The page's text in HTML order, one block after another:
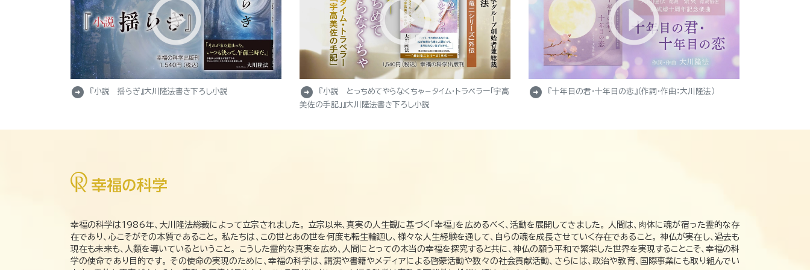
arrow_circle_right 『小説 揺らぎ』大川隆法書き下ろし小説 arrow_circle_right
『小説 とっちめてやらなくちゃ－タイム・トラベラー「宇高
美佐の手記」』大川隆法書き下ろし小説
arrow_circle_right 『十年目の君・十年目の恋』（作詞・作曲：大川隆法）
幸福の科学は1986年、大川隆法総裁によって立宗されました。 立宗以来、真実の人生観に基づく「幸福」を広めるべく、活動を展開してきました。 人間は、肉体に魂が宿った霊的な存
在であり、心こそがその本質であること。 私たちは、この世とあの世を何度も転生輪廻し、様々な人生経験を通して、自らの魂を成長させていく存在であること。 神仏が実在し、過去も
現在も未来も、人類を導いているということ。 こうした霊的な真実を広め、人間にとっての本当の幸福を探究すると共に、神仏の願う平和で繁栄した世界を実現することこそ、幸福の科
学の使命であり目的です。 その使命の実現のために、幸福の科学は、講演や書籍やメディアによる啓蒙活動や数々の社会貢献活動、さらには、政治や教育、国際事業にも取り組んでい